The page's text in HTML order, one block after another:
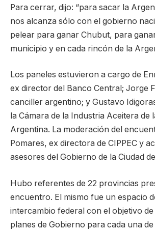
Para cerrar, dijo: “para sacar la
nos alcanza sólo con el gobierno
pelear para ganar Chubut, para
municipio y en cada rincón de la
Los paneles estuvieron a cargo de
ex director del Banco Central; Jorge
canciller argentino; y Gustavo
la Cámara de la Industria Aceitera de
Argentina. La moderación del
Pomares, ex directora de CIPPEC y
asesores del Gobierno de la Ciudad
Hubo referentes de 22 provincias
encuentro. El mismo fue un espacio
intercambio federal con el objetivo
planes de Gobierno para cada una